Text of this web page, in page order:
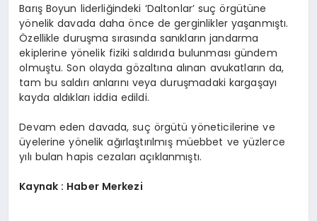
Barış Boyun liderliğindeki ‘Daltonlar’ suç örgütüne
yönelik davada daha önce de gerginlikler yaşanmıştı.
Özellikle duruşma sırasında sanıkların jandarma
ekiplerine yönelik fiziki saldırıda bulunması gündem
olmuştu. Son olayda gözaltına alınan avukatların da,
tam bu saldırı anlarını veya duruşmadaki kargaşayı
kayda aldıkları iddia edildi.
Devam eden davada, suç örgütü yöneticilerine ve
üyelerine yönelik ağırlaştırılmış müebbet ve yüzlerce
yılı bulan hapis cezaları açıklanmıştı.
Kaynak : Haber Merkezi